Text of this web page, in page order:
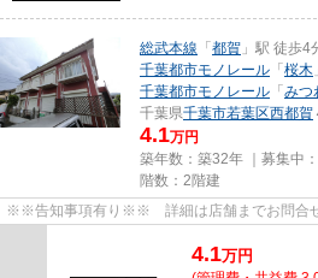
総武本線 「都賀 」駅 徒歩4
千葉都市モノレール 「桜木
千葉都市モノレール 「みつ
千葉県千葉市若葉区西都賀
4.1万円
築年数：築32年 ｜募集中：
階数：2階建
※※告知事項有り※※ 詳細は店舗までお問合
4.1万円